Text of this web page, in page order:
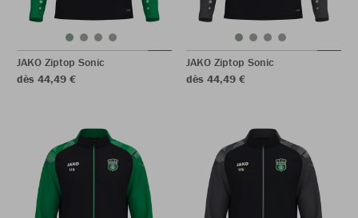
JAKO Ziptop Sonic
dès 44,49 €
JAKO Ziptop Sonic
dès 44,49 €